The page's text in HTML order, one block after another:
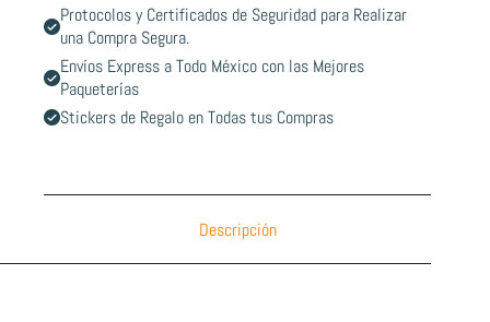
Protocolos y Certificados de Seguridad para Realizar
una Compra Segura.
Envíos Express a Todo México con las Mejores
Paqueterías
Stickers de Regalo en Todas tus Compras
Descripción